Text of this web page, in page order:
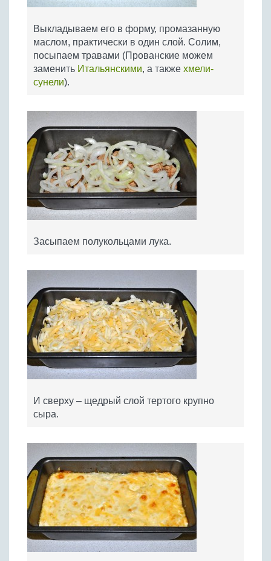
Выкладываем его в форму, промазанную
маслом, практически в один слой. Солим,
посыпаем травами (Прованские можем
заменить Итальянскими, а также хмели-
сунели).
Засыпаем полукольцами лука.
И сверху – щедрый слой тертого крупно
сыра.